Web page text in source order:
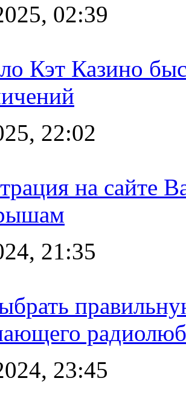
02:39
Кэт Казино
22:02
на сайте
21:35
23:45